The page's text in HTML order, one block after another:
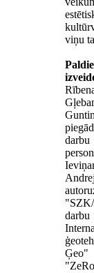
viņu
Ģeo"